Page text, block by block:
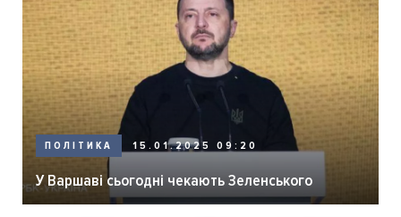
ПОЛІТИКА 15.01.2025 09:20
У Варшаві сьогодні чекають Зеленського